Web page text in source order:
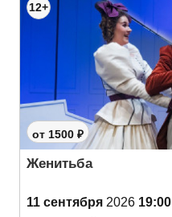
12+
от 1500 ₽
Женитьба
11 сентября 2026 19:00